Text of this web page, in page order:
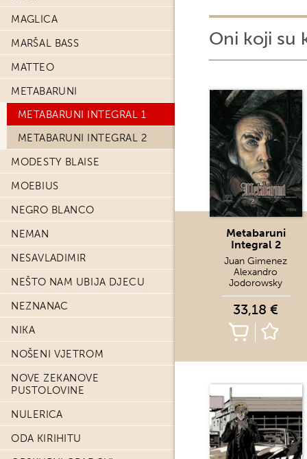
MAGLICA
MARŠAL BASS
MATTEO
METABARUNI
METABARUNI INTEGRAL 1
METABARUNI INTEGRAL 2
MODESTY BLAISE
MOEBIUS
NEGRO BLANCO
NEMAN
NESAVLADIMIR
NEŠTO NAM UBIJA DJECU
NEZNANAC
NIKA
NOŠENI VJETROM
NOVE ZEKANOVE
PUSTOLOVINE
NULERICA
ODA KIRIHITU
Oni koji su
Metabaruni
Integral 2
Juan Gimenez
Alexandro
Jodorowsky
33,18 €